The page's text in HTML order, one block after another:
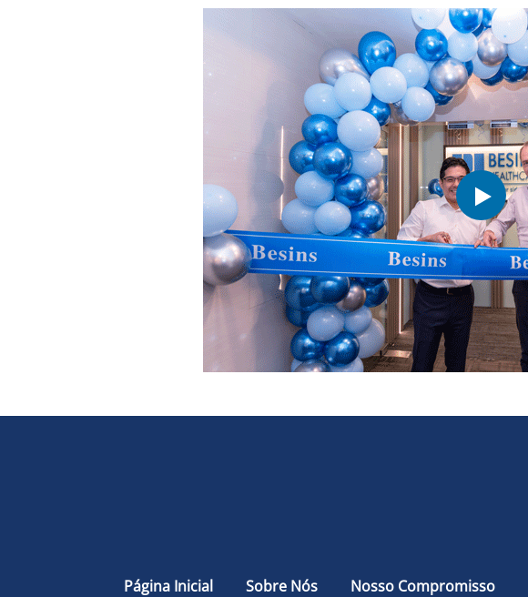
Página Inicial Sobre Nós Nosso Compromisso